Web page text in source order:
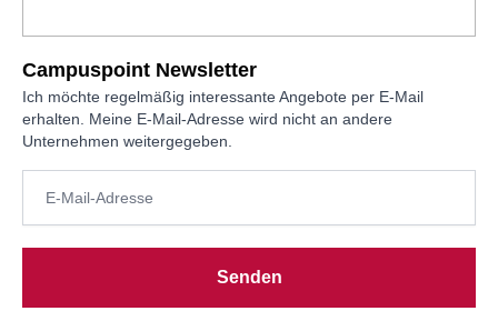
Campuspoint Newsletter
Ich möchte regelmäßig interessante Angebote per E-Mail
erhalten. Meine E-Mail-Adresse wird nicht an andere
Unternehmen weitergegeben.
Senden